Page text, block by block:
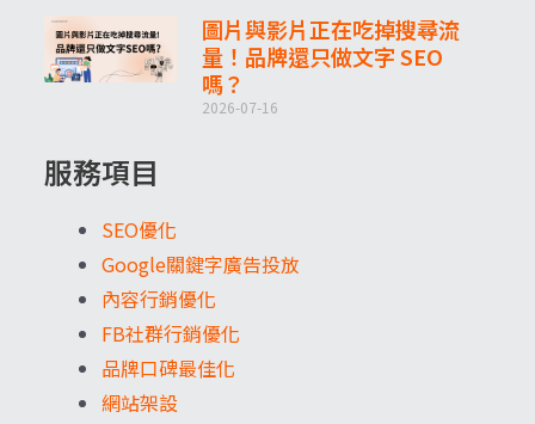
服務項目
SEO優化
Google關鍵字廣告投放
內容行銷優化
FB社群行銷優化
品牌口碑最佳化
網站架設
圖片與影片正在吃掉搜尋流
量！品牌還只做文字 SEO
嗎？
2026-07-16